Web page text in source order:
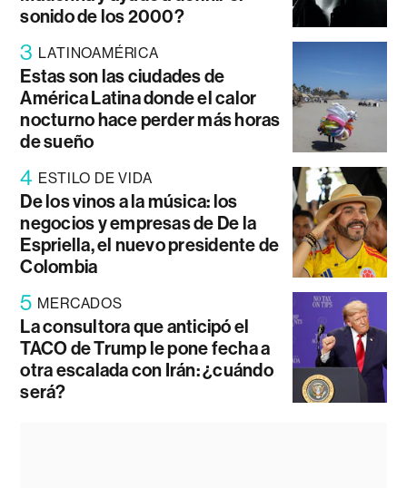
sonido de los 2000?
3 LATINOAMÉRICA
Estas son las ciudades de
América Latina donde el calor
nocturno hace perder más horas
de sueño
4 ESTILO DE VIDA
De los vinos a la música: los
negocios y empresas de De la
Espriella, el nuevo presidente de
Colombia
5 MERCADOS
La consultora que anticipó el
TACO de Trump le pone fecha a
otra escalada con Irán: ¿cuándo
será?